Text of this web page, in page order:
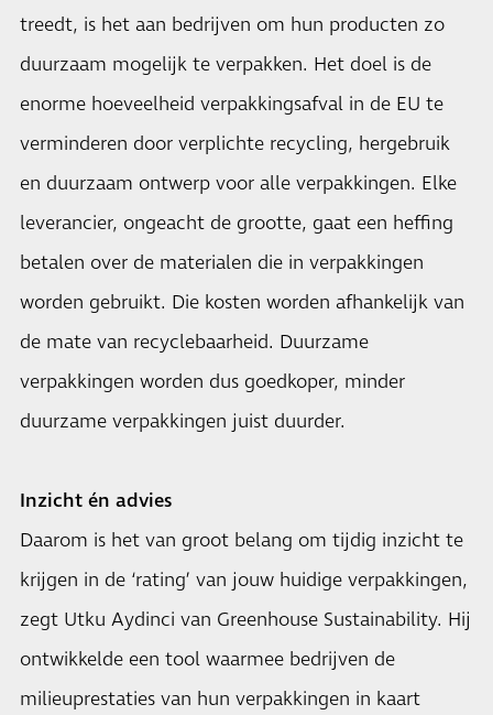
treedt, is het aan bedrijven om hun producten zo
duurzaam mogelijk te verpakken. Het doel is de
enorme hoeveelheid verpakkingsafval in de EU te
verminderen door verplichte recycling, hergebruik
en duurzaam ontwerp voor alle verpakkingen. Elke
leverancier, ongeacht de grootte, gaat een heffing
betalen over de materialen die in verpakkingen
worden gebruikt. Die kosten worden afhankelijk van
de mate van recyclebaarheid. Duurzame
verpakkingen worden dus goedkoper, minder
duurzame verpakkingen juist duurder.
Inzicht én advies
Daarom is het van groot belang om tijdig inzicht te
krijgen in de ‘rating’ van jouw huidige verpakkingen,
zegt Utku Aydinci van Greenhouse Sustainability. Hij
ontwikkelde een tool waarmee bedrijven de
milieuprestaties van hun verpakkingen in kaart